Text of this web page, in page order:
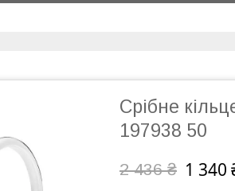
Срібне
197938 50
2 436 ₴ 1 340